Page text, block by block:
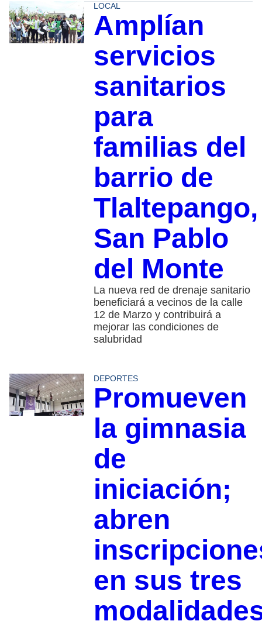
LOCAL
Amplían
servicios
sanitarios
para
familias del
barrio de
Tlaltepango,
San Pablo
del Monte
La nueva red de drenaje sanitario
beneficiará a vecinos de la calle
12 de Marzo y contribuirá a
mejorar las condiciones de
salubridad
DEPORTES
Promueven
la gimnasia
de
iniciación;
abren
en sus tres